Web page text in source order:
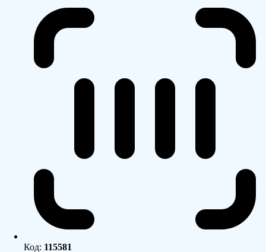
Код: 115581